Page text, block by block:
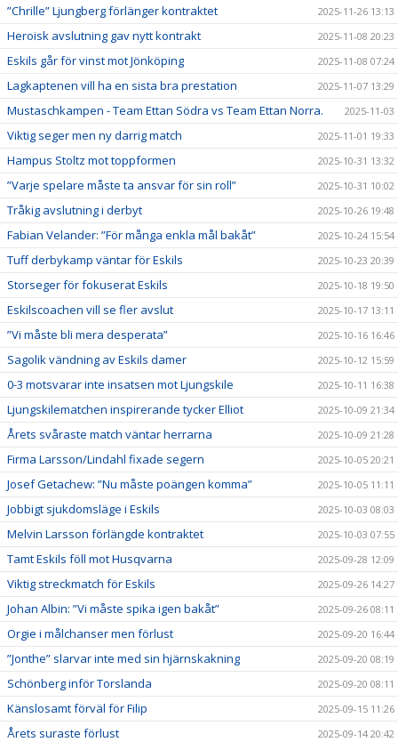
”Chrille” Ljungberg förlänger kontraktet 2025-11-26 13:13
Heroisk avslutning gav nytt kontrakt 2025-11-08 20:23
Eskils går för vinst mot Jönköping 2025-11-08 07:24
Lagkaptenen vill ha en sista bra prestation 2025-11-07 13:29
Mustaschkampen - Team Ettan Södra vs Team Ettan Norra. 2025-11-03
Viktig seger men ny darrig match 2025-11-01 19:33
Hampus Stoltz mot toppformen 2025-10-31 13:32
”Varje spelare måste ta ansvar för sin roll” 2025-10-31 10:02
Tråkig avslutning i derbyt 2025-10-26 19:48
Fabian Velander: ”För många enkla mål bakåt” 2025-10-24 15:54
Tuff derbykamp väntar för Eskils 2025-10-23 20:39
Storseger för fokuserat Eskils 2025-10-18 19:50
Eskilscoachen vill se fler avslut 2025-10-17 13:11
”Vi måste bli mera desperata” 2025-10-16 16:46
Sagolik vändning av Eskils damer 2025-10-12 15:59
0-3 motsvarar inte insatsen mot Ljungskile 2025-10-11 16:38
Ljungskilematchen inspirerande tycker Elliot 2025-10-09 21:34
Årets svåraste match väntar herrarna 2025-10-09 21:28
Firma Larsson/Lindahl fixade segern 2025-10-05 20:21
Josef Getachew: ”Nu måste poängen komma” 2025-10-05 11:11
Jobbigt sjukdomsläge i Eskils 2025-10-03 08:03
Melvin Larsson förlängde kontraktet 2025-10-03 07:55
Tamt Eskils föll mot Husqvarna 2025-09-28 12:09
Viktig streckmatch för Eskils 2025-09-26 14:27
Johan Albin: ”Vi måste spika igen bakåt” 2025-09-26 08:11
Orgie i målchanser men förlust 2025-09-20 16:44
”Jonthe” slarvar inte med sin hjärnskakning 2025-09-20 08:19
Schönberg inför Torslanda 2025-09-20 08:11
Känslosamt förväl för Filip 2025-09-15 11:26
Årets suraste förlust 2025-09-14 20:42